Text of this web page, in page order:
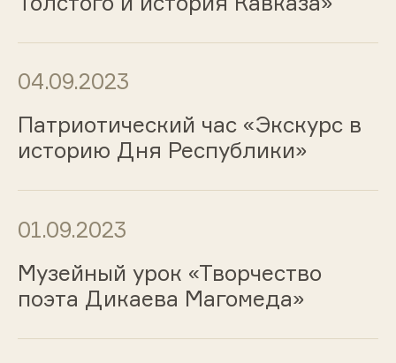
04.09.2023
Патриотический час «Экскурс в
историю Дня Республики»
01.09.2023
Музейный урок «Творчество
поэта Дикаева Магомеда»